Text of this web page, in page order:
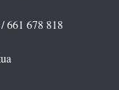
661 678 818